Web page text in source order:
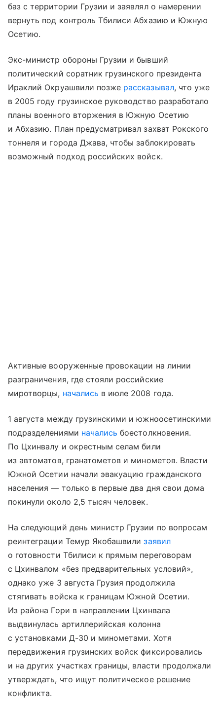
баз с территории Грузии и заявлял о намерении
вернуть под контроль Тбилиси Абхазию и Южную
Осетию.
Экс-министр обороны Грузии и бывший
политический соратник грузинского президента
Ираклий Окруашвили позже рассказывал, что уже
в 2005 году грузинское руководство разработало
планы военного вторжения в Южную Осетию
и Абхазию. План предусматривал захват Рокского
тоннеля и города Джава, чтобы заблокировать
возможный подход российских войск.
Активные вооруженные провокации на линии
разграничения, где стояли российские
миротворцы, начались в июле 2008 года.
1 августа между грузинскими и южноосетинскими
подразделениями начались боестолкновения.
По Цхинвалу и окрестным селам били
из автоматов, гранатометов и минометов. Власти
Южной Осетии начали эвакуацию гражданского
населения — только в первые два дня свои дома
покинули около 2,5 тысяч человек.
На следующий день министр Грузии по вопросам
реинтеграции Темур Якобашвилизаявил
о готовности Тбилиси к прямым переговорам
с Цхинвалом «без предварительных условий»,
однако уже 3 августа Грузия продолжила
стягивать войска к границам Южной Осетии.
Из района Гори в направлении Цхинвала
выдвинулась артиллерийская колонна
с установками Д-30 и минометами. Хотя
передвижения грузинских войск фиксировались
и на других участках границы, власти продолжали
утверждать, что ищут политическое решение
конфликта.